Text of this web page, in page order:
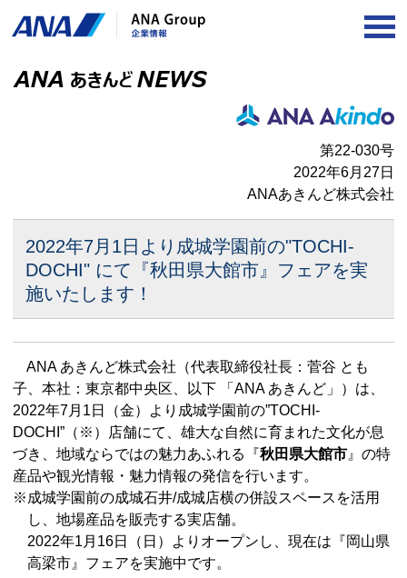
第22-030号
2022年6月27日
ANAあきんど株式会社
2022年7月1日より成城学園前の"TOCHI-
DOCHI" にて 『秋田県大館市』フェアを実
施いたします！
ANA あきんど株式会社（代表取締役社長：菅谷 とも
子、本社：東京都中央区、以下 「ANA あきんど」）は、
2022年7月1日（金）より成城学園前の”TOCHI-
DOCHI”（※）店舗にて、雄大な自然に育まれた文化が息
づき、地域ならではの魅力あふれる『秋田県大館市 』の特
産品や観光情報・魅力情報の発信を行います。
※成城学園前の成城石井/成城店横の併設スペースを活用
し、地場産品を販売する実店舗。
2022年1月16日（日）よりオープンし、現在は『岡山県
高梁市』フェアを実施中です。